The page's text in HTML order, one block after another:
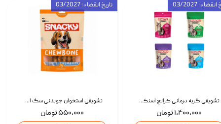
تشویقی استخوان جویدنی سگ اسنکی کرانچی با طعم مرغ Snacky Crunchy Munchy وزن 100 گرم
۵۵۰,۰۰۰ تومان
تاریخ انقضاء : 03/2027
تشویقی گربه درمانی کرانچ اسنکی با طعم میکس Snacky Crunch Cat Treats وزن 60 گرم بسته 4 عددی
۱,۴۰۰,۰۰۰ تومان
: 03/2027